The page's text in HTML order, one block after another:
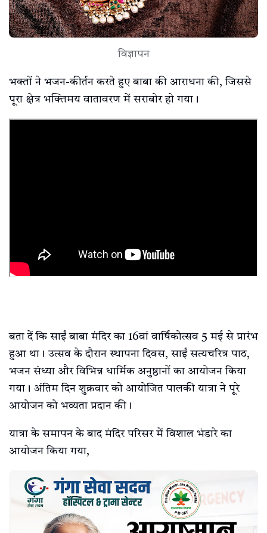
विज्ञापन
भक्तों ने भजन-कीर्तन करते हुए बाबा की आराधना की, जिससे
पूरा क्षेत्र भक्तिमय वातावरण में सराबोर हो गया।
बता दें कि साईं बाबा मंदिर का 16वां वार्षिकोत्सव 5 मई से प्रारंभ
हुआ था। उत्सव के दौरान स्थापना दिवस, साईं सत्यचरित्र पाठ,
भजन संध्या और विभिन्न धार्मिक अनुष्ठानों का आयोजन किया
गया। अंतिम दिन शुक्रवार को आयोजित पालकी यात्रा ने पूरे
आयोजन को भव्यता प्रदान की।
यात्रा के समापन के बाद मंदिर परिसर में विशाल भंडारे का
आयोजन किया गया,